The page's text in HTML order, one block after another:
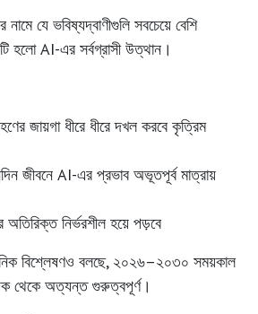
নামে যে ভবিষ্যদ্বাণীগুলি সবচেয়ে বেশি
হলোAI-এর সর্বগ্রাসী উত্থান ।
জায়গা ধীরে ধীরে দখল করবে কৃত্রিম
জীবনে AI-এর প্রভাব অভূতপূর্ব মাত্রায়
নির্ভরশীল হয়ে পড়বে
বিশ্লেষণও বলছে, ২০২৬–২০৩০ সময়কাল
থেকে অত্যন্ত গুরুত্বপূর্ণ।